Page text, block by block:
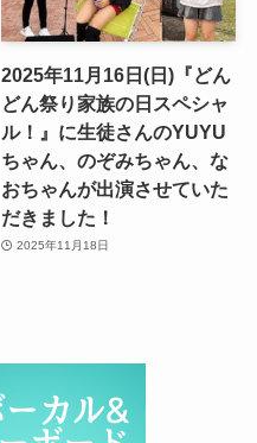
2025年11月16日(日)『どん
どん祭り家族の日スペシャ
ル！』に生徒さんのYUYU
ちゃん、のぞみちゃん、な
おちゃんが出演させていた
だきました！
2025年11月18日